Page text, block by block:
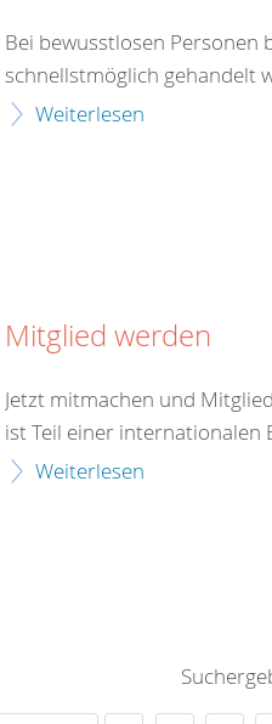
Bei bewusstlosen Personen
schnellstmöglich gehandelt
Weiterlesen
Mitglied werden
Jetzt mitmachen und
ist Teil einer internationalen
Weiterlesen